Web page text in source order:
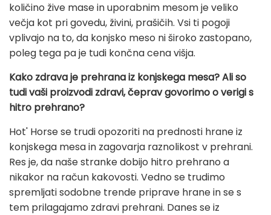
količino žive mase in uporabnim mesom je veliko
večja kot pri govedu, živini, prašičih. Vsi ti pogoji
vplivajo na to, da konjsko meso ni široko zastopano,
poleg tega pa je tudi končna cena višja.
Kako zdrava je prehrana iz konjskega mesa? Ali so
tudi vaši proizvodi zdravi, čeprav govorimo o verigi s
hitro prehrano?
Hot' Horse se trudi opozoriti na prednosti hrane iz
konjskega mesa in zagovarja raznolikost v prehrani.
Res je, da naše stranke dobijo hitro prehrano a
nikakor na račun kakovosti. Vedno se trudimo
spremljati sodobne trende priprave hrane in se s
tem prilagajamo zdravi prehrani. Danes se iz